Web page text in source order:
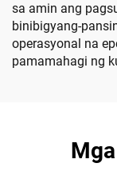
sa amin ang
binibigyang-
operasyonal na
pamamahagi ng